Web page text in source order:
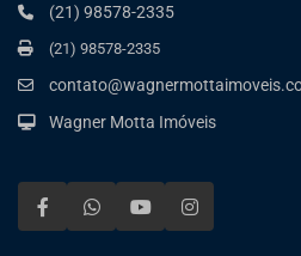
(21) 98578-2335
(21) 98578-2335
Wagner Motta Imóveis